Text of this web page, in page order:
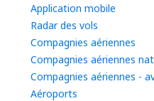
Application mobile
Radar des vols
Compagnies aériennes
Compagnies aériennes
Compagnies aériennes -
Aéroports